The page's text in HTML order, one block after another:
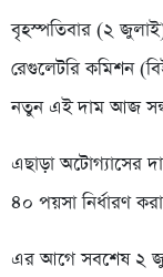
বৃহস্পতিবার (২
রেগুলেটরি কমিশন
নতুন এই দাম আজ
এছাড়া অটোগ্যাসের
৪০ পয়সা নির্ধারণ
এর আগে সবশেষ ২ জুন